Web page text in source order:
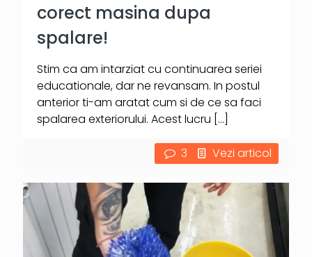
corect masina dupa
spalare!
Stim ca am intarziat cu continuarea seriei
educationale, dar ne revansam. In postul
anterior ti-am aratat cum si de ce sa faci
spalarea exteriorului. Acest lucru […]
3 Vezi articol